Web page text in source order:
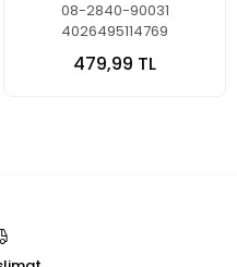
08-2840-90031
4026495114769
479,99 TL